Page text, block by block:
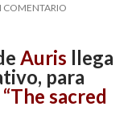
COMENTARIO
Auris llega
para
“The sacred